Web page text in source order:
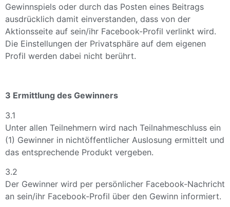
Gewinnspiels oder durch das Posten eines Beitrags
ausdrücklich damit einverstanden, dass von der
Aktionsseite auf sein/ihr Facebook-Profil verlinkt wird.
Die Einstellungen der Privatsphäre auf dem eigenen
Profil werden dabei nicht berührt.
3 Ermittlung des Gewinners
3.1
Unter allen Teilnehmern wird nach Teilnahmeschluss ein
(1) Gewinner in nichtöffentlicher Auslosung ermittelt und
das entsprechende Produkt vergeben.
3.2
Der Gewinner wird per persönlicher Facebook-Nachricht
an sein/ihr Facebook-Profil über den Gewinn informiert.